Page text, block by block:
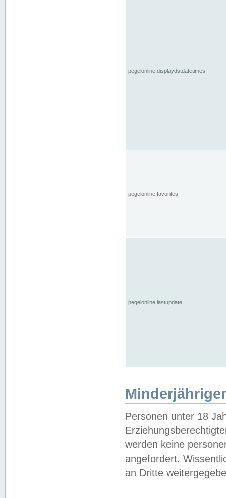
pegelonline.displaydstdatetimes
pegelonline.favorites
pegelonline.lastupdate
Personen unter 18
werden keine
angefordert.
an Dritte